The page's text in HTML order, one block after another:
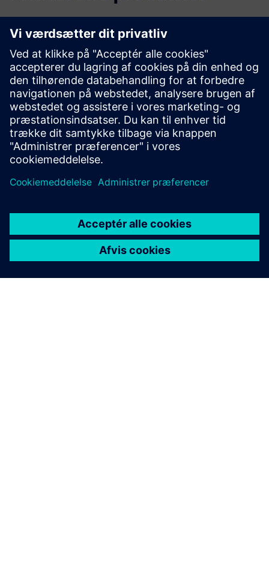
Yderligere oplysninger og
ressourcer
Flere oplysninger
Forudsætninger
Ingen